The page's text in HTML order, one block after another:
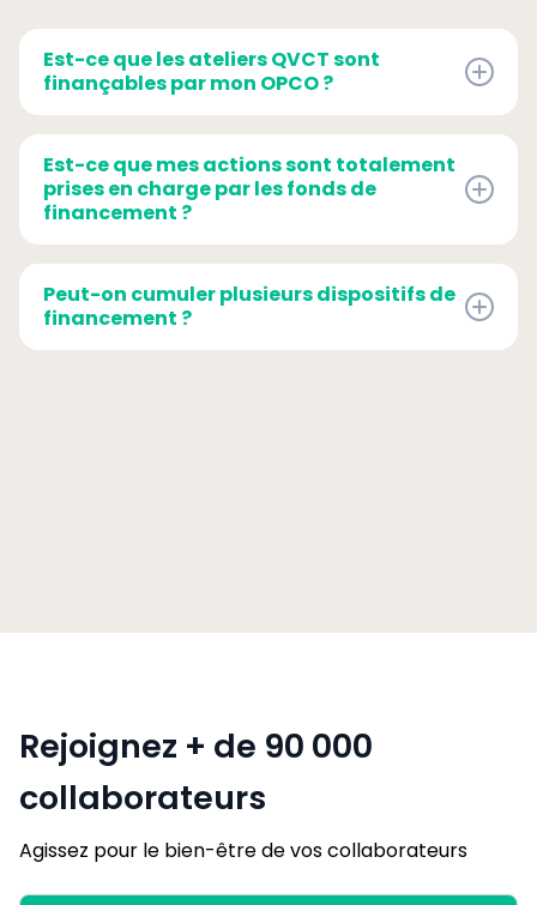
Est-ce que les ateliers QVCT sont
finançables par mon OPCO ?
Non. Les OPCO financent généralement les
formations qui aident à acquérir des
compétences liées à l'emploi.
Est-ce que mes actions sont totalement
prises en charge par les fonds de
financement ?
Cela dépend. Certaines actions peuvent être
prises en charge ou être complétées par l'État,
le Conseil Régional, le Conseil Départemental,
France Travail...
Peut-on cumuler plusieurs dispositifs de
financement ?
Rejoignez + de 90 000
collaborateurs
Agissez pour le bien-être de vos collaborateurs